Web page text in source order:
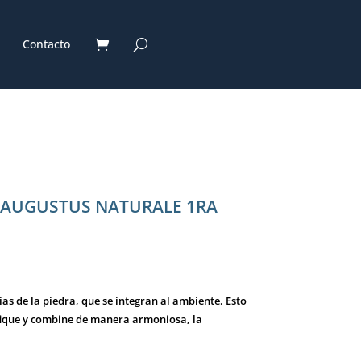
Contacto
NATURALE 1RA
de la piedra, que se integran al ambiente. Esto
y combine de manera armoniosa, la